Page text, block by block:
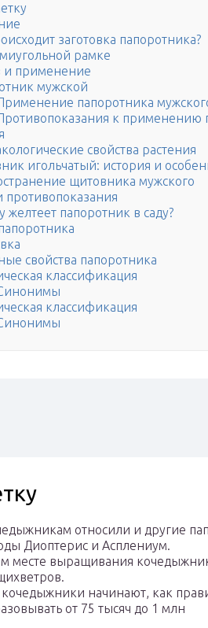
заготовка папоротника?
рамке
и применение
мужской
папоротника
к применению
свойства растения
игольчатый: история и
щитовника мужского
противопоказания
желтеет папоротник в саду?
свойства папоротника
классификация
классификация
относили и другие
Диоптерис и Асплениум.
месте выращивания
кочедыжники начинают, как
от 75 тысяч до 1 млн